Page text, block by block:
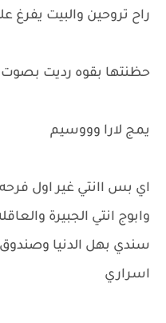
راح تروحين والبيت يفرغ
حظنتها بقوه رديت
يمج لارا وووسيم
اي بس اانتي غير اول فرحه
وابوج انتي الجبيرة
سندي بهل الدنيا وصندوق
اسراري